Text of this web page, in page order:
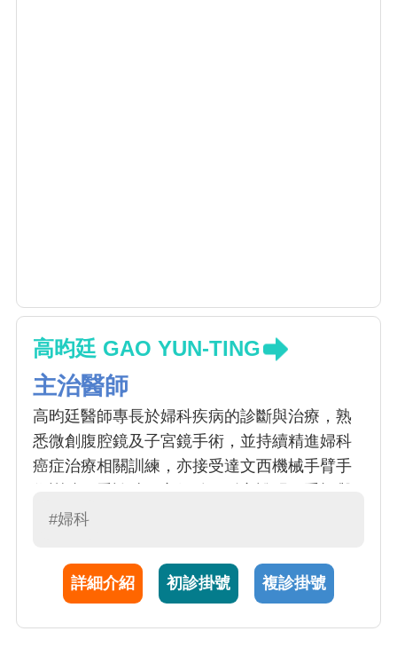
高昀廷 GAO YUN-TING
主治醫師
高昀廷醫師專長於婦科疾病的診斷與治療，熟
悉微創腹腔鏡及子宮鏡手術，並持續精進婦科
癌症治療相關訓練，亦接受達文西機械手臂手
病人的溝通與信任，期望以專業與溫度，陪伴
#婦科
詳細介紹 初診掛號 複診掛號